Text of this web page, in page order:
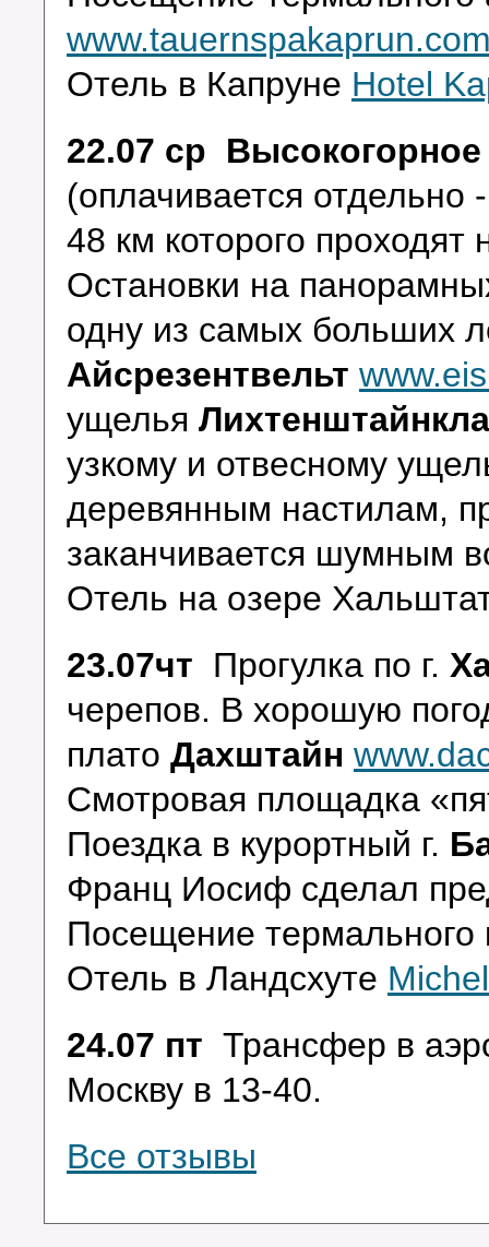
Отель в Капруне Hotel
22.07 ср Высокогорное
(оплачивается отдельно
48 км которого
Остановки на
одну из самых больших
Айсрезентвельт
ущелья
узкому и отвесному
деревянным настилам,
заканчивается шумным
Отель на озере
23.07чт Прогулка по г.
черепов. В хорошую
плато Дахштайн
Смотровая площадка
Поездка в курортный г.
Франц Иосиф сделал
Посещение
Отель в Ландсхуте
24.07 пт Трансфер в
Москву в 13-40.
Все отзывы